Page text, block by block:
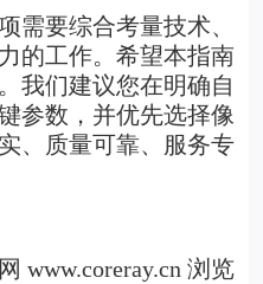
需要综合考量技术、
的工作。希望本指南
我们建议您在明确自
参数，并优先选择像
、质量可靠、服务专
www.coreray.cn 浏览